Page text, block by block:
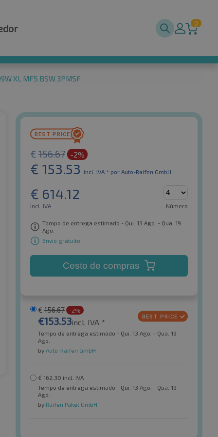
0
XL MFS BSW 3PMSF
€ 156.67 -2%
€ 153.53 incl. IVA * por Auto-Raifen GmbH
€ 614.12
incl. IVA Número
Tempo de entrega estimado - Qui. 13 Ago. - Qua. 19
Ago.
Envio gratuito
Cesto de compras
€ 156.67 -2%
€153.53incl. IVA *
Tempo de entrega estimado - Qui. 13 Ago. - Qua. 19
Ago.
by Auto-Raifen GmbH
€ 162.30 incl. IVA
Tempo de entrega estimado - Qui. 13 Ago. - Qua. 19
Ago.
by Raifen Paket GmbH